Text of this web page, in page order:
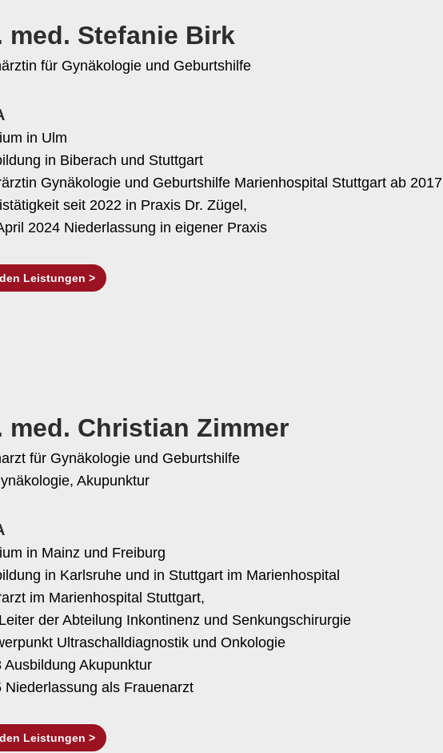
med. Stefanie Birk
für Gynäkologie und Geburtshilfe
in Ulm
in Biberach und Stuttgart
Gynäkologie und Geburtshilfe Marienhospital Stuttgart ab 2017
seit 2022 in Praxis Dr. Zügel,
2024 Niederlassung in eigener Praxis
Leistungen >
med. Christian Zimmer
für Gynäkologie und Geburtshilfe
Akupunktur
in Mainz und Freiburg
in Karlsruhe und in Stuttgart im Marienhospital
im Marienhospital Stuttgart,
der Abteilung Inkontinenz und Senkungschirurgie
Ultraschalldiagnostik und Onkologie
Ausbildung Akupunktur
Niederlassung als Frauenarzt
Leistungen >